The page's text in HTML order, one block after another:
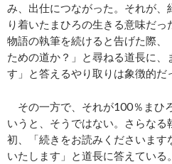
み、出仕につながった。それが
り着いたまひろの生きる意味だっ
物語の執筆を続けると告げた際、
ための道か？」と尋ねる道長に、
す」と答えるやり取りは象徴的だ
その一方で、それが100％まひ
いうと、そうではない。さらな
初、「続きをお読みくださいます
いたします」と道長に答えてい